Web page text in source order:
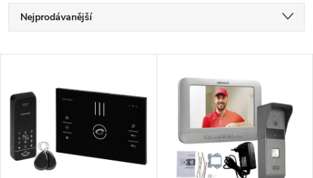
Ř
a
z
e
n
Nejprodávanější
Abecedně
ý
p